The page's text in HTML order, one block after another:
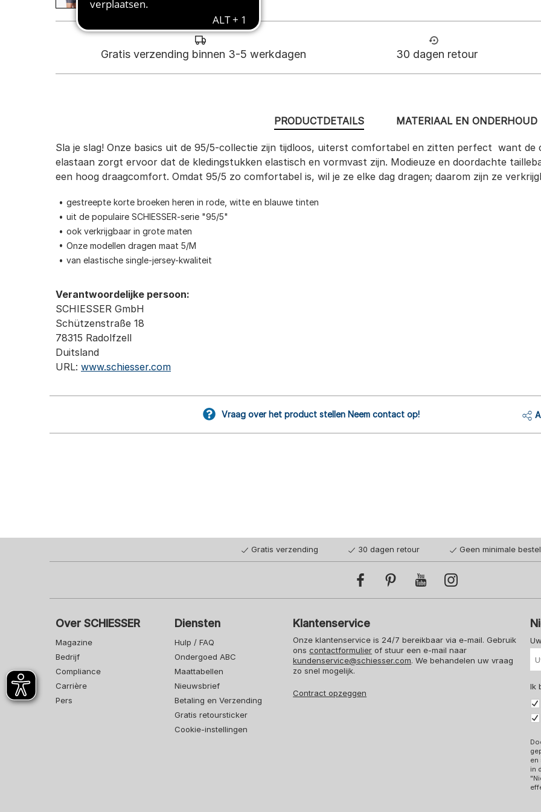
Gratis verzending binnen 3-5 werkdagen 30 dagen retour
PRODUCTDETAILS
Sla je slag! Onze basics uit de 95/5-collectie zijn tijdloos, uiterst comfortabel en zitten perfect  want
elastaan zorgt ervoor dat de kledingstukken elastisch en vormvast zijn. Modieuze en doordachte
een hoog draagcomfort. Omdat 95/5 zo comfortabel is, wil je ze elke dag dragen; daarom zijn ze
gestreepte korte broeken heren in rode, witte en blauwe tinten
uit de populaire SCHIESSER-serie "95/5"
ook verkrijgbaar in grote maten
Onze modellen dragen maat 5/M
van elastische single-jersey-kwaliteit
Verantwoordelijke persoon:
SCHIESSER GmbH
Schützenstraße 18
78315 Radolfzell
Duitsland
URL: www.schiesser.com
MATERIAAL EN ONDERHOUD
Vraag over het product stellen Neem contact op!
Gratis verzending 30 dagen retour Geen minimale
Over SCHIESSER
Magazine
Bedrijf
Compliance
Carrière
Pers
Diensten
Hulp / FAQ
Ondergoed ABC
Maattabellen
Nieuwsbrief
Betaling en Verzending
Gratis retoursticker
Cookie-instellingen
Klantenservice
Onze klantenservice is 24/7 bereikbaar via e-mail. Gebruik
onscontactformulier of stuur een e-mail naar
kundenservice@schiesser.com. We behandelen uw vraag
zo snel mogelijk.
Contract opzeggen
Ik
en
in